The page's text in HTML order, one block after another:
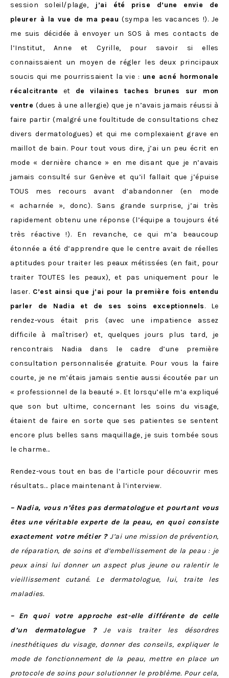
session soleil/plage, j’ai été prise d’une envie de
pleurer à la vue de ma peau (sympa les vacances !). Je
me suis décidée à envoyer un SOS à mes contacts de
l’Institut, Anne et Cyrille, pour savoir si elles
connaissaient un moyen de régler les deux principaux
soucis qui me pourrissaient la vie : une acné hormonale
récalcitrante
et de vilaines taches brunes sur mon
ventre (dues à une allergie) que je n’avais jamais réussi à
faire partir (malgré une foultitude de consultations chez
divers dermatologues) et qui me complexaient grave en
maillot de bain. Pour tout vous dire, j’ai un peu écrit en
mode « dernière chance » en me disant que je n’avais
jamais consulté sur Genève et qu’il fallait que j’épuise
TOUS mes recours avant d’abandonner (en mode
« acharnée », donc). Sans grande surprise, j’ai très
rapidement obtenu une réponse (l’équipe a toujours été
très réactive !). En revanche, ce qui m’a beaucoup
étonnée a été d’apprendre que le centre avait de réelles
aptitudes pour traiter les peaux métissées (en fait, pour
traiter TOUTES les peaux), et pas uniquement pour le
laser. C’est ainsi que j’ai pour la première fois entendu
parler de Nadia et de ses soins exceptionnels. Le
rendez-vous était pris (avec une impatience assez
difficile à maîtriser) et, quelques jours plus tard, je
rencontrais Nadia dans le cadre d’une première
consultation personnalisée gratuite. Pour vous la faire
courte, je ne m’étais jamais sentie aussi écoutée par un
« professionnel de la beauté ». Et lorsqu’elle m’a expliqué
que son but ultime, concernant les soins du visage,
étaient de faire en sorte que ses patientes se sentent
encore plus belles sans maquillage, je suis tombée sous
le charme…
Rendez-vous tout en bas de l’article pour découvrir mes
résultats… place maintenant à l’interview.
– Nadia, vous n’êtes pas dermatologue et pourtant vous
êtes une véritable experte de la peau, en quoi consiste
exactement votre métier ? J’ai une mission de prévention,
de réparation, de soins et d’embellissement de la peau : je
peux ainsi lui donner un aspect plus jeune ou ralentir le
vieillissement cutané. Le dermatologue, lui, traite les
maladies.
– En quoi votre approche est-elle différente de celle
d’un dermatologue ?Je vais traiter les désordres
inesthétiques du visage, donner des conseils, expliquer le
mode de fonctionnement de la peau, mettre en place un
protocole de soins pour solutionner le problème. Pour cela,